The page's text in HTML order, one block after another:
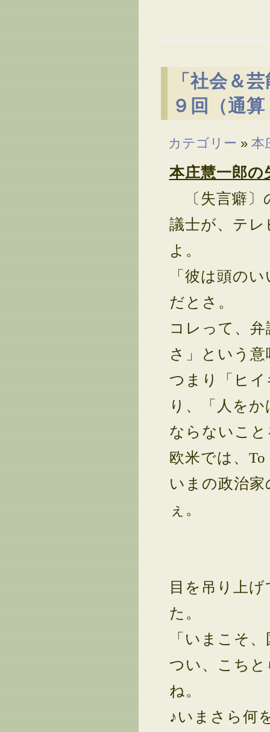
「社会＆
９回（通
カテゴリー » 本
本庄慧一郎
〔失言癖〕
議士が、テ
よ。
「彼は頭の
だとさ。
コレって、
さ」という
つまり「ヒ
り、「人を
ならないこ
欧米では、
いまの政治
ぇ。
目を吊り上
た。
「いまこそ
つい、こち
ね。
♪いまさら何